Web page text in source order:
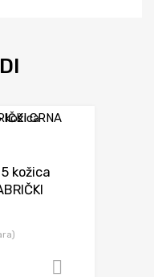
5 kožica